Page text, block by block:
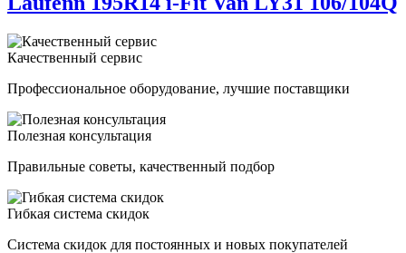
Качественный сервис
Профессиональное оборудование, лучшие поставщики
Полезная консультация
Правильные советы, качественный подбор
Гибкая система скидок
Система скидок для постоянных и новых покупателей